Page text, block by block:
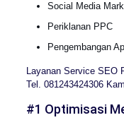
Social Media
Periklanan PPC
Pengembangan
Layanan Service SEO
Tel. 081243424306
#1 Optimisasi